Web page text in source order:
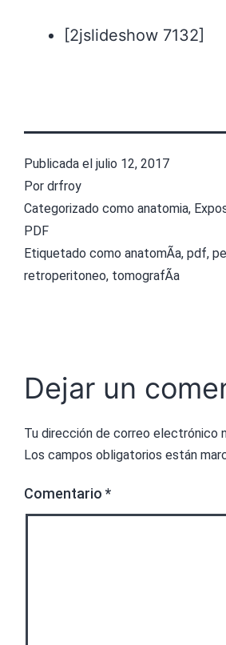
[2jslideshow 7132]
Publicada el julio 12, 2017
Por drfroy
Categorizado como anatomia,
PDF
Etiquetado como anatomÃ­a, pdf,
retroperitoneo, tomografÃ­a
Dejar un
Tu dirección de correo electrónico
Los campos obligatorios están
Comentario *